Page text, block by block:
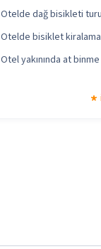
Otelde dağ bisikleti turu
Otelde bisiklet kiralama
Otel yakınında at binme